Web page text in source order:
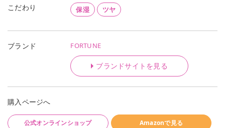
こだわり 保湿 ツヤ
ブランド FORTUNE
ブランドサイトを見る
購入ページへ
公式オンラインショップ Amazonで見る